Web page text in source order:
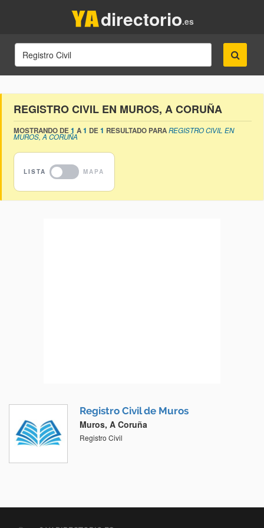
.es
directorio
REGISTRO CIVIL EN MUROS, A CORUÑA
MOSTRANDO DE1 A1 DE1 RESULTADO PARAREGISTRO CIVIL EN
MUROS, A CORUÑA
Registro Civil de Muros
Muros, A Coruña
Registro Civil